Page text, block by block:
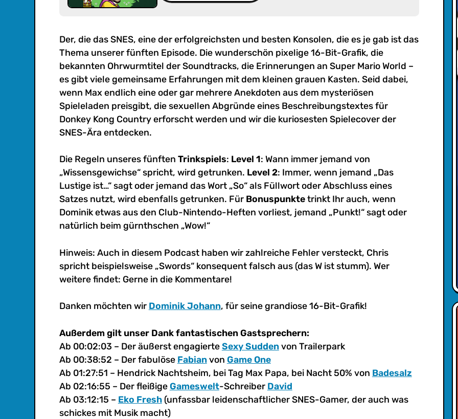
Der, die das SNES, eine der erfolgreichsten und besten Konsolen, die es je gab ist das
Thema unserer fünften Episode. Die wunderschön pixelige 16-Bit-Grafik, die
bekannten Ohrwurmtitel der Soundtracks, die Erinnerungen an Super Mario World –
es gibt viele gemeinsame Erfahrungen mit dem kleinen grauen Kasten. Seid dabei,
wenn Max endlich eine oder gar mehrere Anekdoten aus dem mysteriösen
Spieleladen preisgibt, die sexuellen Abgründe eines Beschreibungstextes für
Donkey Kong Country erforscht werden und wir die kuriosesten Spielecover der
SNES-Ära entdecken.
Die Regeln unseres fünften Trinkspiels: Level 1: Wann immer jemand von
„Wissensgewichse“ spricht, wird getrunken. Level 2: Immer, wenn jemand „Das
Lustige ist…“ sagt oder jemand das Wort „So“ als Füllwort oder Abschluss eines
Satzes nutzt, wird ebenfalls getrunken. Für Bonuspunktetrinkt Ihr auch, wenn
Dominik etwas aus den Club-Nintendo-Heften vorliest, jemand „Punkt!“ sagt oder
natürlich beim gürnthschen „Wow!“
Hinweis: Auch in diesem Podcast haben wir zahlreiche Fehler versteckt, Chris
spricht beispielsweise „Swords“ konsequent falsch aus (das W ist stumm). Wer
weitere findet: Gerne in die Kommentare!
Danken möchten wir Dominik Johann, für seine grandiose 16-Bit-Grafik!
Außerdem gilt unser Dank fantastischen Gastsprechern:
Ab 00:02:03 – Der äußerst engagierteSexy Suddenvon Trailerpark
Ab 00:38:52 – Der fabulöse Fabianvon Game One
Ab 01:27:51 – Hendrick Nachtsheim, bei Tag Max Papa, bei Nacht 50% von Badesalz
Ab 02:16:55 – Der fleißigeGameswelt-Schreiber David
Ab 03:12:15 – Eko Fresh(unfassbar leidenschaftlicher SNES-Gamer, der auch was
schickes mit Musik macht)